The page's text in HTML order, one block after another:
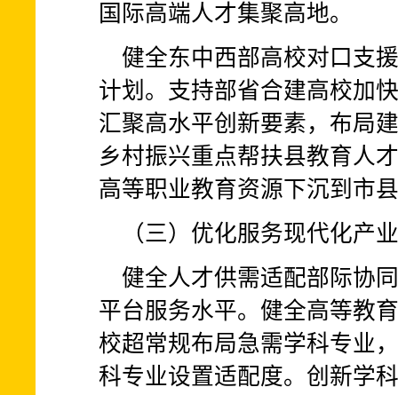
国际高端人才集聚高地。
健全东中西部高校对口支
计划。支持部省合建高校加
汇聚高水平创新要素，布局
乡村振兴重点帮扶县教育人
高等职业教育资源下沉到市
（三）优化服务现代化产
健全人才供需适配部际协
平台服务水平。健全高等教
校超常规布局急需学科专业
科专业设置适配度。创新学